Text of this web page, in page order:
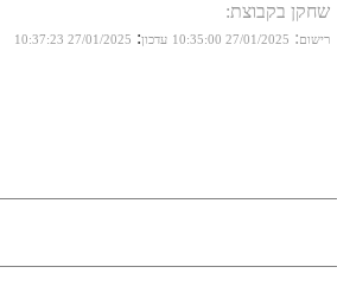
שחקן בקבוצת:
רישום:
27/01/2025 10:35:00 עדכון:
27/01/2025 10:37:23